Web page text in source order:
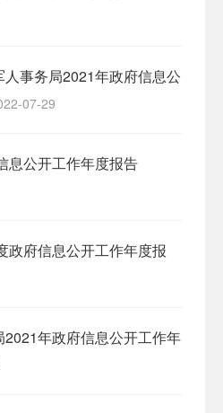
事务局2021年政府信息公
07-29
息公开工作年度报告
政府信息公开工作年度报
年政府信息公开工作年